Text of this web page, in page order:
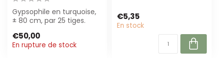
Gypsophile en turquoise,
± 80 cm, par 25 tiges.
luxe et...
€50,00
En rupture de stock
leurs teinte...
€5,35
En stock